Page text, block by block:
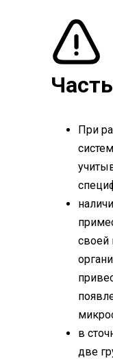
При
своей
в
две